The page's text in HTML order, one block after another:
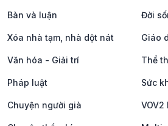
Bàn và luận Đời
Xóa nhà tạm, nhà dột nát Giáo
Văn hóa - Giải trí Thể
Pháp luật Sức
Chuyện người già VOV2